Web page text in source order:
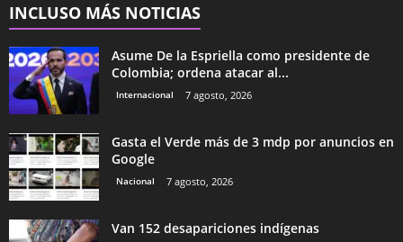
INCLUSO MÁS NOTICIAS
Asume De la Espriella como presidente de
Colombia; ordena atacar al...
Internacional 7 agosto, 2026
Gasta el Verde más de 3 mdp por anuncios en
Google
Nacional 7 agosto, 2026
Van 152 desapariciones indígenas